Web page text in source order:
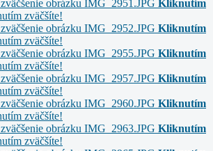
Kliknutím
zväčšíte!
Kliknutím
zväčšíte!
Kliknutím
zväčšíte!
Kliknutím
zväčšíte!
Kliknutím
zväčšíte!
Kliknutím
zväčšíte!